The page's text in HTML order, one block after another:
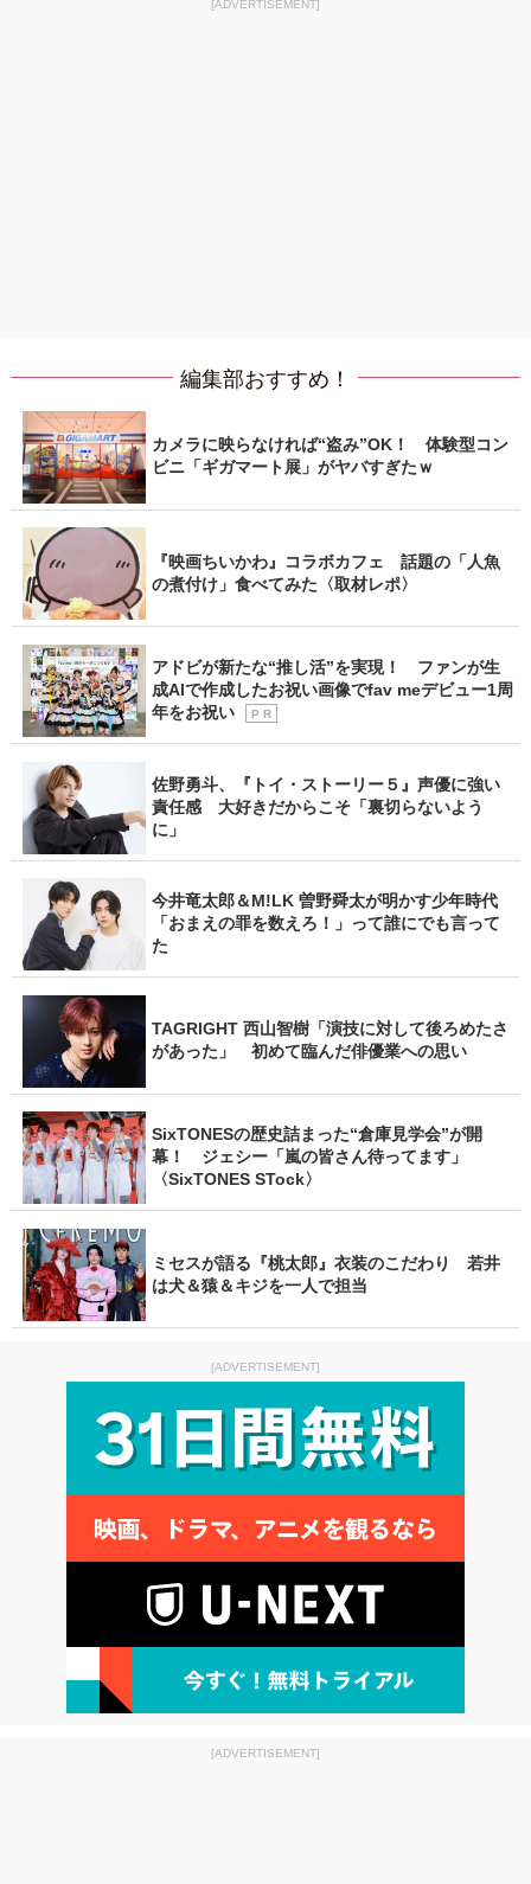
[ADVERTISEMENT]
編集部おすすめ！
カメラに映らなければ“盗み”OK！ 体験型コン
ビニ「ギガマート展」がヤバすぎたｗ
『映画ちいかわ』コラボカフェ 話題の「人魚
の煮付け」食べてみた〈取材レポ〉
アドビが新たな“推し活”を実現！ ファンが生
成AIで作成したお祝い画像でfav meデビュー1周
年をお祝い
P R
佐野勇斗、『トイ・ストーリー５』声優に強い
責任感 大好きだからこそ「裏切らないよう
に」
今井竜太郎＆M!LK 曽野舜太が明かす少年時代
「おまえの罪を数えろ！」って誰にでも言って
た
TAGRIGHT 西山智樹「演技に対して後ろめたさ
があった」 初めて臨んだ俳優業への思い
SixTONESの歴史詰まった“倉庫見学会”が開
幕！ ジェシー「嵐の皆さん待ってます」
〈SixTONES STock〉
ミセスが語る『桃太郎』衣装のこだわり 若井
は犬＆猿＆キジを一人で担当
[ADVERTISEMENT]
[ADVERTISEMENT]